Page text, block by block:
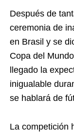
Después de
ceremonia de
en Brasil y se
Copa del
llegado la
inigualable
se hablará de
La competición